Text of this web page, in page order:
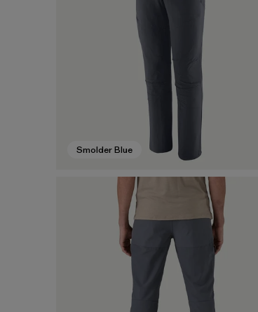
Smolder Blue